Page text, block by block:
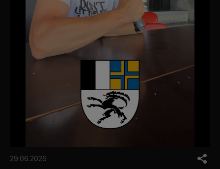
o
29.06.2026